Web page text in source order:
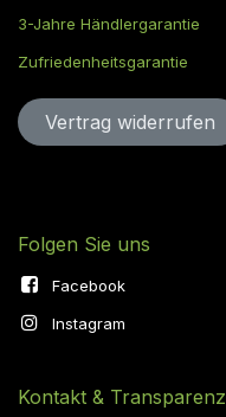
3-Jahre Händlergarantie
Zufriedenheitsgarantie
Vertrag widerru​​​​​​​​​​fen
Folgen Sie uns
Facebook
Instagram
Kontakt & Transparenz